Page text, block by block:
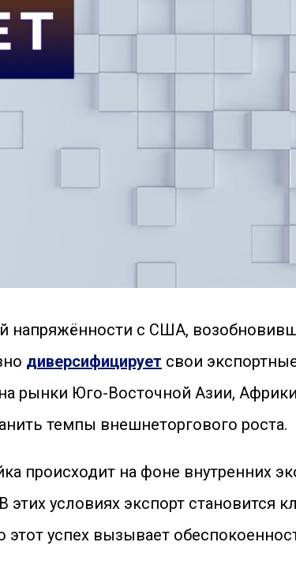
напряжённости с США,
диверсифицирует свои
рынки Юго-Восточной Азии,
темпы внешнеторгового роста.
происходит на фоне
В этих условиях экспорт
успех вызывает